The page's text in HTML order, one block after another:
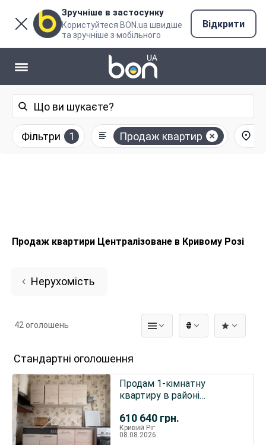
Зручніше в застосунку
Користуйтеся BON.ua швидше
та зручніше з мобільного
Відкрити
Фільтри 1 Продаж квартир
Продаж квартири Централізоване в Кривому Розі
Нерухомість
₴
42 оголошень
Стандартні оголошення
610 640 грн.
Продам 1-кімнатну
квартиру в районі
Різниченка,
80(Співдружності)
Кривий Ріг
08.08.2026